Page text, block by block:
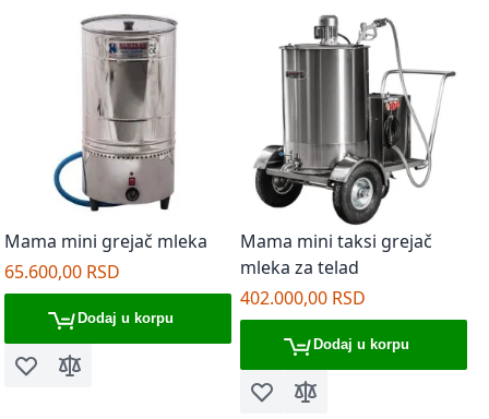
Mama mini grejač mleka
65.600,00 RSD
Dodaj u korpu
Dodaj u listu želja
Dodaj za poređenje
Mama mini taksi grejač
mleka za telad
402.000,00 RSD
Dodaj u korpu
Dodaj u listu želja
Dodaj za poređenje